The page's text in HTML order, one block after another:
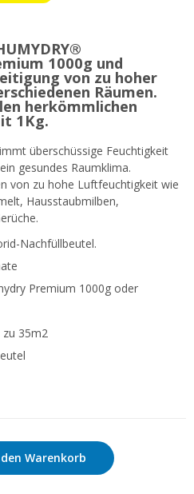
1000g und
von zu hoher
Räumen.
herkömmlichen
1Kg.
überschüssige Feuchtigkeit
gesundes Raumklima.
von zu hohe Luftfeuchtigkeit wie
Hausstaubmilben,
Nachfüllbeutel.
Premium 1000g oder
zu 35m2
Warenkorb